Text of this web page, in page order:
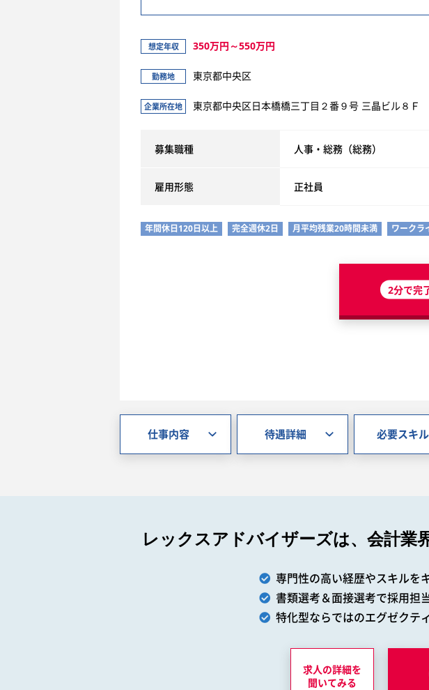
想定年収 350万円～550万円
勤務地 東京都中央区
企業所在地 東京都中央区日本橋橋三丁目２番９号 三晶ビル８Ｆ
募集職種 人事・総務（総務）
雇用形態 正社員
年間休日120日以上 完全週休2日 月平均残業20時間未満 ワークラ
2分で完
仕事内容 待遇詳細 必要スキル
レックスアドバイザーズは、会計業
専門性の高い経歴やスキルを
書類選考＆面接選考で採用担
特化型ならではのエグゼクテ
求人の詳細を
聞いてみる